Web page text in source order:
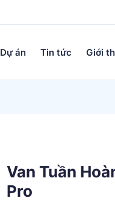
Dự án Tin tức Giới
Van Tuần
Pro